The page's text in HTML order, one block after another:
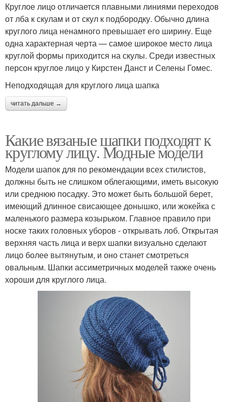
Круглое лицо отличается плавными линиями переходов
от лба к скулам и от скул к подбородку. Обычно длина
круглого лица ненамного превышает его ширину. Еще
одна характерная черта — самое широкое место лица
круглой формы приходится на скулы. Среди известных
персон круглое лицо у Кирстен Данст и Селены Гомес.
Неподходящая для круглого лица шапка
читать дальше →
Какие вязаные шапки подходят к
круглому лицу. Модные модели
Модели шапок для по рекомендации всех стилистов,
должны быть не слишком облегающими, иметь высокую
или среднюю посадку. Это может быть большой берет,
имеющий длинное свисающее донышко, или жокейка с
маленького размера козырьком. Главное правило при
носке таких головных уборов - открывать лоб. Открытая
верхняя часть лица и верх шапки визуально сделают
лицо более вытянутым, и оно станет смотреться
овальным. Шапки ассиметричных моделей также очень
хороши для круглого лица.